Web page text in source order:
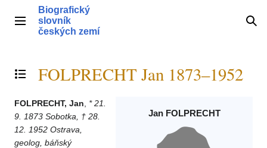
obsahHlavní menu
Biografický
slovník
českých zemí
Přepnout obsah
FOLPRECHT Jan 1873–1952
Jan FOLPRECHT
FOLPRECHT, Jan
* 21.
9. 1873 Sobotka, † 28.
12. 1952 Ostrava,
geolog, báňský